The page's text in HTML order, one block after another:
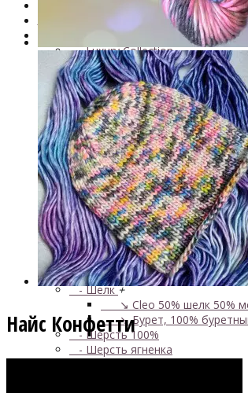
Книги по окрашиванию пряжи
Лимитированная коллекция пряжи
Пряжа ручного крашения VizEll+
- Luxury Collection
- Кид мохер, альпака+
↘ KidLace, 70% Kid
↘ KidSilk, Super Kid
↘ Альпака
- Мериносовая шерсть+
↘ Bliss 350м/100г
↘ Mavka, 220м/100г
- Пряжа смешанных составов+
↘ Charisma, 10%
↘ Kable Aquarelle,
↘ Like, 75% меринос
↘ Nice, 50% Шерсть
↘ Sock Tender, 80%
↘ Sock, 75% Меринос
- Хлопок
- Шелк+
↘ Cleo 50% шелк 50%
↘ Бурет, 100%
- Шерсть 100%
- Шерсть ягненка
Найс Конфетти